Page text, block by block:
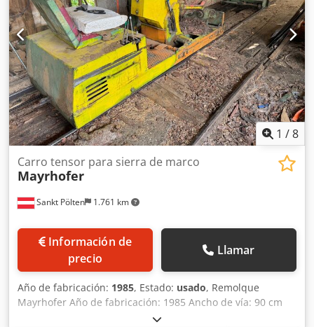
1 /8
Sankt Pölten 1.761 km
Carro tensor para sierra de marco
Mayrhofer
Información de
precio
Llamar
Año de fabricación: 1985, Estado: usado, Remolque
Mayrhofer Año de fabricación: 1985 Ancho de vía: 90 cm
con remolque auxiliar Crsdpfjzl N Eksx Ah Hsf disponible